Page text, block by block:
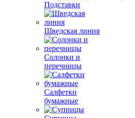
Подставки
Шведская линия
Солонки и
перечницы
Салфетки
бумажные